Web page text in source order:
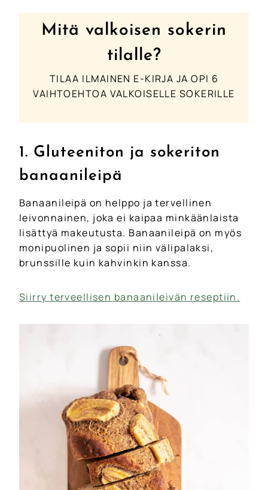
Mitä valkoisen sokerin
tilalle?
TILAA ILMAINEN E-KIRJA JA OPI 6
VAIHTOEHTOA VALKOISELLE SOKERILLE
1. Gluteeniton ja sokeriton
banaanileipä
Banaanileipä on helppo ja tervellinen
leivonnainen, joka ei kaipaa minkäänlaista
lisättyä makeutusta. Banaanileipä on myös
monipuolinen ja sopii niin välipalaksi,
brunssille kuin kahvinkin kanssa.
Siirry terveellisen banaanileivän reseptiin.